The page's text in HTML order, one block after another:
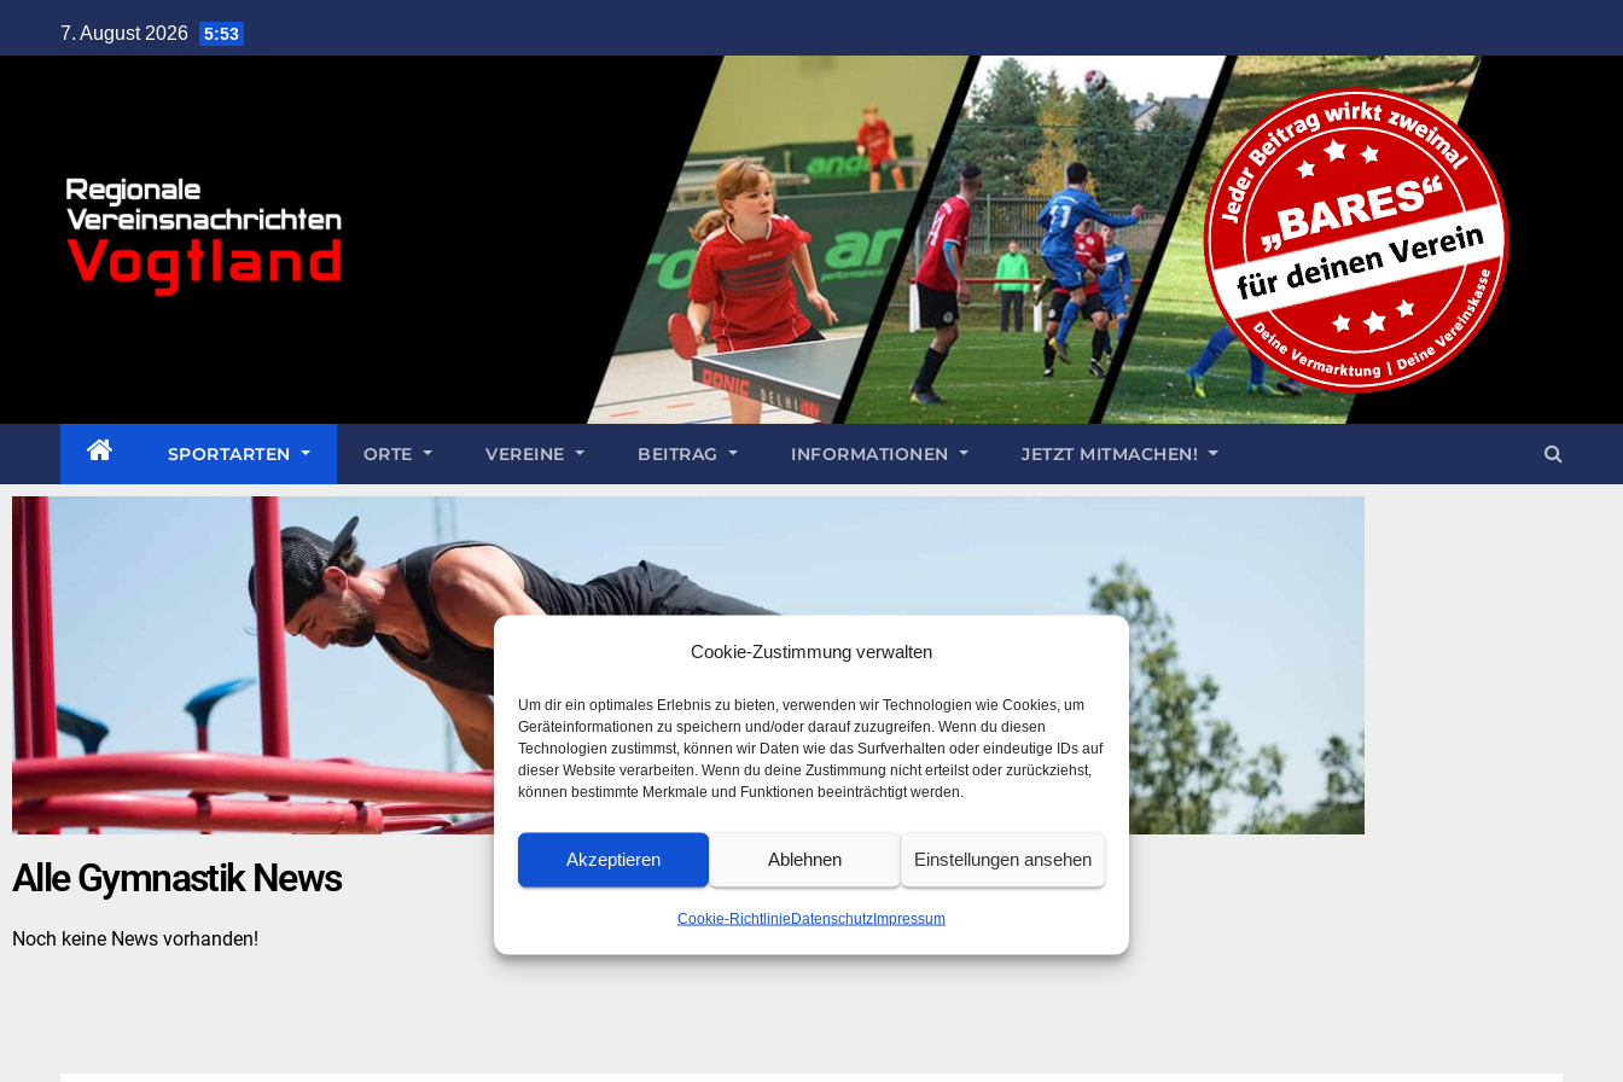
Cookie-Zustimmung verwalten
Um dir ein optimales Erlebnis zu bieten, verwenden wir Technologien wie Cookies, um
Geräteinformationen zu speichern und/oder darauf zuzugreifen. Wenn du diesen
Technologien zustimmst, können wir Daten wie das Surfverhalten oder eindeutige IDs auf
dieser Website verarbeiten. Wenn du deine Zustimmung nicht erteilst oder zurückziehst,
können bestimmte Merkmale und Funktionen beeinträchtigt werden.
Akzeptieren Ablehnen Einstellungen ansehen
Cookie-RichtlinieDatenschutzImpressum
7. August 2026 5:53
SPORTARTEN ORTE VEREINE BEITRAG INFORMATIONEN JETZT MITMACHEN!
Alle Gymnastik News
Noch keine News vorhanden!